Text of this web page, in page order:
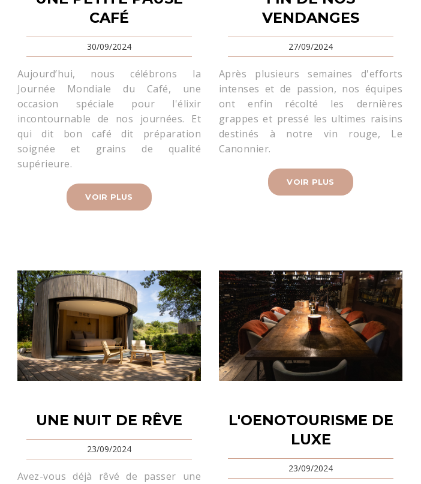
CAFÉ
30/09/2024
Aujourd’hui, nous célébrons la
Journée Mondiale du Café, une
occasion spéciale pour l'élixir
incontournable de nos journées. Et
qui dit bon café dit préparation
soignée et grains de qualité
supérieure.
VOIR PLUS
VENDANGES
27/09/2024
Après plusieurs semaines d'efforts
intenses et de passion, nos équipes
ont enfin récolté les dernières
grappes et pressé les ultimes raisins
destinés à notre vin rouge, Le
Canonnier.
VOIR PLUS
UNE NUIT DE RÊVE
23/09/2024
Avez-vous déjà rêvé de passer une
L'OENOTOURISME DE
LUXE
23/09/2024